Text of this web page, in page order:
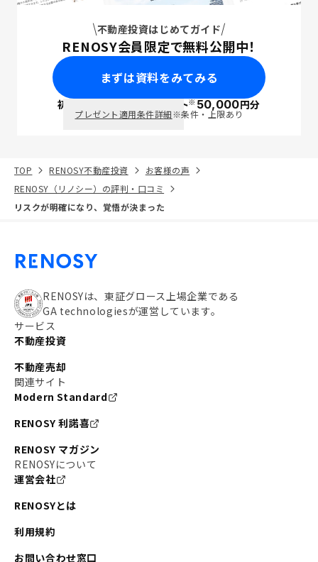
不動産投資はじめてガイド
RENOSY会員限定で無料公開中！
まずは資料をみてみる
初回面談で ポイント※50,000円分
プレゼント適用条件詳細※条件・上限あり
TOP RENOSY不動産投資
お客様の声
RENOSY（リノシー）の評判・口コミ
リスクが明確になり、覚悟が決まった
RENOSYは、東証グロース上場企業である
GA technologiesが運営しています。
サービス
不動産投資
不動産売却
関連サイト
Modern Standard
RENOSY 利諾喜
RENOSY マガジン
RENOSYについて
運営会社
RENOSYとは
利用規約
お問い合わせ窓口